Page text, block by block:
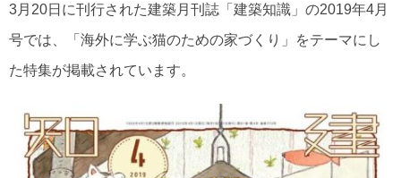
3月20日に刊行された建築月刊誌「建築知識」の2019年4月
号では、「海外に学ぶ猫のための家づくり」をテーマにし
た特集が掲載されています。